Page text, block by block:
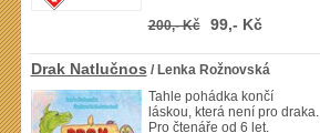
200,- Kč 99,- Kč
Drak Natlučnos / Lenka Rožnovská
Tahle pohádka končí
láskou, která není pro draka.
Pro čtenáře od 6 let.